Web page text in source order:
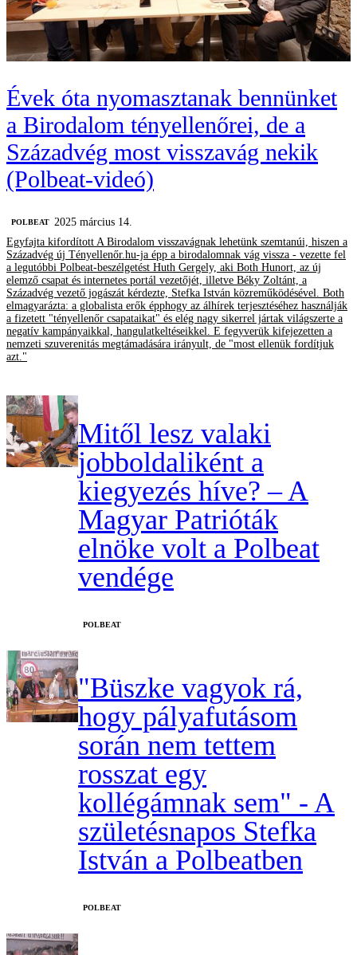
Évek óta nyomasztanak bennünket
a Birodalom tényellenőrei, de a
Századvég most visszavág nekik
(Polbeat-videó)
‎POLBEAT
2025 március 14.
Egyfajta kifordított A Birodalom visszavágnak lehetünk szemtanúi, hiszen a
Századvég új Tényellenőr.hu-ja épp a birodalomnak vág vissza - vezette fel
a legutóbbi Polbeat-beszélgetést Huth Gergely, aki Both Hunort, az új
elemző csapat és internetes portál vezetőjét, illetve Béky Zoltánt, a
Századvég vezető jogászát kérdezte, Stefka István közreműködésével. Both
elmagyarázta: a globalista erők épphogy az álhírek terjesztéséhez használják
a fizetett "tényellenőr csapataikat" és elég nagy sikerrel jártak világszerte a
negatív kampányaikkal, hangulatkeltéseikkel. E fegyverük kifejezetten a
nemzeti szuverenitás megtámadására irányult, de "most ellenük fordítjuk
azt."
Mitől lesz valaki
jobboldaliként a
kiegyezés híve? – A
Magyar Patrióták
elnöke volt a Polbeat
vendége
‎POLBEAT
"Büszke vagyok rá,
hogy pályafutásom
során nem tettem
rosszat egy
kollégámnak sem" - A
születésnapos Stefka
István a Polbeatben
‎POLBEAT